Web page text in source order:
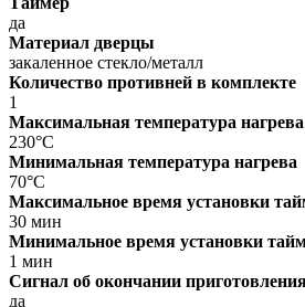
да
Материал дверцы
закаленное стекло/металл
Количество противней в комплекте
1
Максимальная температура нагрева
230°C
Минимальная температура нагрева
70°C
Максимальное время установки
30 мин
Минимальное время установки
1 мин
Сигнал об окончании
да